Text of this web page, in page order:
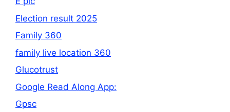
Election result 2025
Family 360
family live location 360
Glucotrust
Google Read Along App:
Gpsc